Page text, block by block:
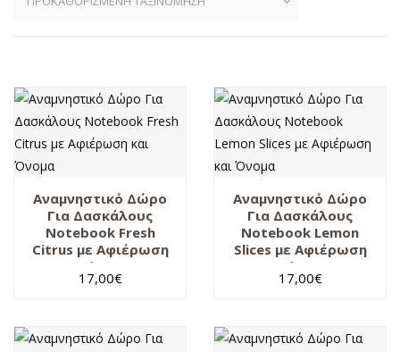
Αναμνηστικό Δώρο
Για Δασκάλους
Notebook Fresh
Citrus με Αφιέρωση
και Όνομα
17,00€
Αναμνηστικό Δώρο
Για Δασκάλους
Notebook Lemon
Slices με Αφιέρωση
και Όνομα
17,00€